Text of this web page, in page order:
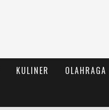
KULINER OLAHRAGA